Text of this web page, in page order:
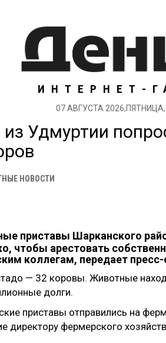
ИНТЕРНЕТ-
07 АВГУСТА 2026,ПЯТНИЦА,
Удмуртии
НОВОСТИ
приставы Шарканского
чтобы арестовать
коллегам, передает
— 32 коровы. Животные
долги.
приставы отправились на
директору фермерского